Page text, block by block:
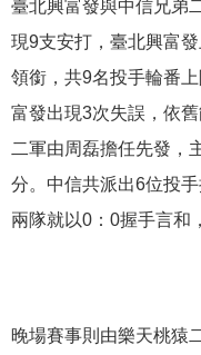
臺北興富發與中信兄弟
現9支安打，臺北興富
領銜，共9名投手輪番
富發出現3次失誤，依
二軍由周磊擔任先發，
分。中信共派出6位投
兩隊就以0：0握手言和
晚場賽事則由樂天桃猿